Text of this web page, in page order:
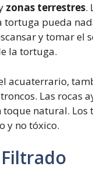
zonas terrestres.
pueda
y tomar el
la tortuga.
acuaterrario,
Las rocas
natural. Los
y no tóxico.